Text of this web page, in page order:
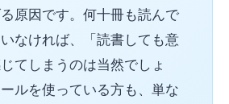
原因です。何十冊も読んで
なければ、「読書しても意
てしまうのは当然でしょ
ルを使っている方も、単な